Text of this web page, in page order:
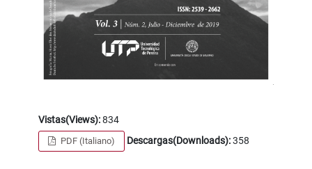
Vistas(Views):834
PDF (Italiano) Descargas(Downloads):358